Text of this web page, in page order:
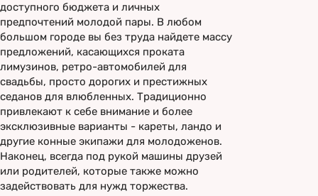
доступного бюджета и личных
предпочтений молодой пары. В любом
большом городе вы без труда найдете массу
предложений, касающихся проката
лимузинов, ретро-автомобилей для
свадьбы, просто дорогих и престижных
седанов для влюбленных. Традиционно
привлекают к себе внимание и более
эксклюзивные варианты - кареты, ландо и
другие конные экипажи для молодоженов.
Наконец, всегда под рукой машины друзей
или родителей, которые также можно
задействовать для нужд торжества.